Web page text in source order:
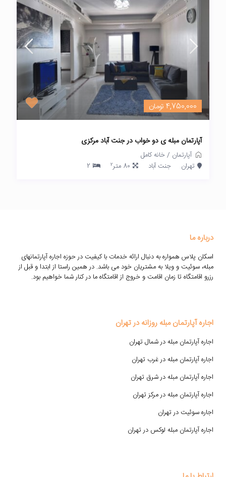
4,750,000 تومان
آپارتمان مبله ی دو خواب در جنت آباد مرکزی
آپارتمان /خانه کامل
تهران
جنت آباد 80 متر 2
2
درباره ما
اسکان پلاس همواره به دنبال ارائه خدمات با کیفیت در حوزه اجاره آپارتمانهای
مبله، سوئیت و ویلا به مشتریان خود می باشد. در همین راستا از ابتدا و قبل از
رزرو اقامتگاه تا زمان اقامت و خروج از اقامتگاه ما در کنار شما خواهیم بود.
اجاره آپارتمان مبله روزانه در تهران
اجاره آپارتمان مبله در شمال تهران
اجاره آپارتمان مبله در غرب تهران
اجاره آپارتمان مبله در شرق تهران
اجاره آپارتمان مبله در مرکز تهران
اجاره سوئیت در تهران
اجاره آپارتمان مبله لوکس در تهران